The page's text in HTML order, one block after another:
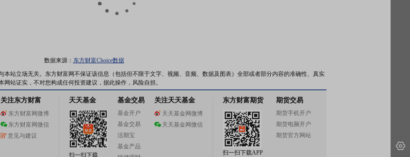
数据来源： 东方财富Choice数据
本站立场无关。东方财富网不保证该信息（包括但不限于文字、视频、音频、数据及图表）全部或者部分内容的准确性、真实
站证实，不对您构成任何投资建议，据此操作，风险自担。
关注东方财富
东方财富网微博
东方财富网微信
意见与建议
天天基金
扫一扫下载
基金交易
基金开户
基金交易
活期宝
基金产品
关注天天基金
天天基金网微博
天天基金网微信
东方财富期货
扫一扫下载APP
期货交易
期货手机开户
期货电脑开户
期货官方网站